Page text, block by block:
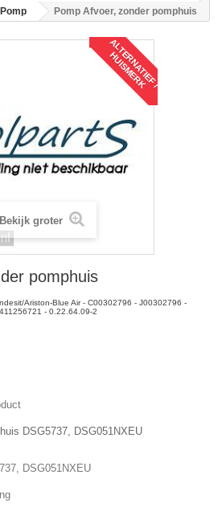
Pomp Pomp Afvoer, zonder pomphuis
A
L
T
E
R
N
A
T
I
E
F
/
H
U
I
S
M
E
R
K
Bekijk groter
pomphuis
Ariston-Blue Air - C00302796 - J00302796 -
- 0.22.64.09-2
DSG5737, DSG051NXEU
DSG051NXEU